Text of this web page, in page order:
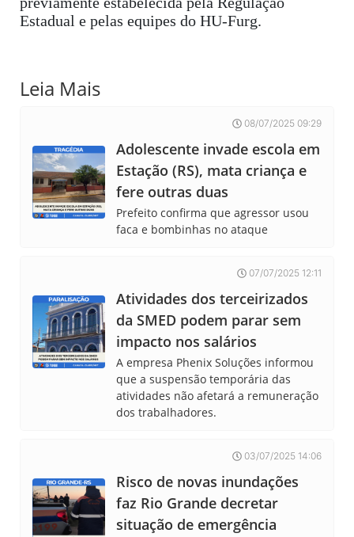
Estadual e pelas equipes do HU-Furg.
Leia Mais
08/07/2025 09:29
Adolescente invade escola em
Estação (RS), mata criança e
fere outras duas
Prefeito confirma que agressor usou
faca e bombinhas no ataque
07/07/2025 12:11
Atividades dos terceirizados
da SMED podem parar sem
impacto nos salários
A empresa Phenix Soluções informou
que a suspensão temporária das
atividades não afetará a remuneração
dos trabalhadores.
03/07/2025 14:06
Risco de novas inundações
faz Rio Grande decretar
situação de emergência